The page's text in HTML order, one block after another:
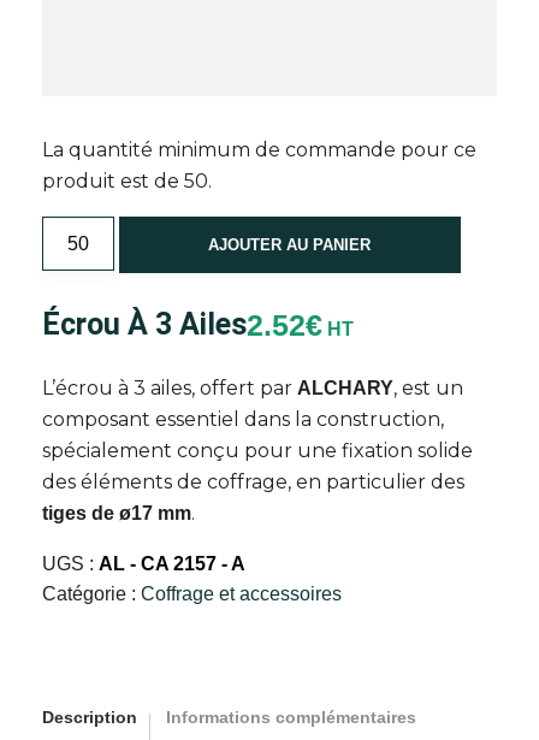
Écrou À 3 Ailes2.52€ HT
L’écrou à 3 ailes, offert par ALCHARY, est un
composant essentiel dans la construction,
spécialement conçu pour une fixation solide
des éléments de coffrage, en particulier des
tiges de ø17 mm.
La quantité minimum de commande pour ce
produit est de 50.
à
ailes
AJOUTER AU PANIER
UGS : AL - CA 2157 - A
Catégorie : Coffrage et accessoires
Description Informations complémentaires